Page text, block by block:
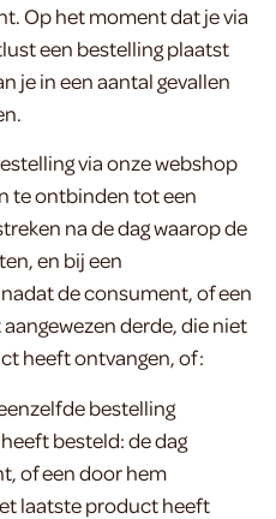
Op het moment dat je via
een bestelling plaatst
je in een aantal gevallen
via onze webshop
te ontbinden tot een
na de dag waarop de
en bij een
de consument, of een
derde, die niet
heeft ontvangen, of:
bestelling
besteld: de dag
of een door hem
laatste product heeft